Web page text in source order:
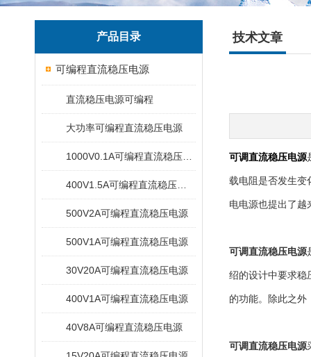
产品目录
可编程直流稳压电源
直流稳压电源可编程
大功率可编程直流稳压电源
500V2A可编程直流稳压电源
500V1A可编程直流稳压电源
30V20A可编程直流稳压电源
400V1A可编程直流稳压电源
40V8A可编程直流稳压电源
技术文章
可调直流稳压电源
载电阻是否发生变
电电源也提出了越
可调直流稳压电源
绍的设计中要求稳
的功能。除此之外
可调直流稳压电源